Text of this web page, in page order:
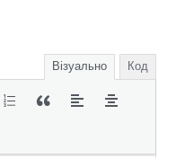
Візуально Код